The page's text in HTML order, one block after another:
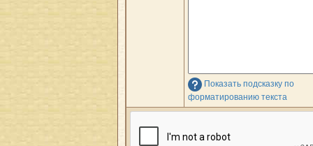
Показать подсказку по
форматированию текста